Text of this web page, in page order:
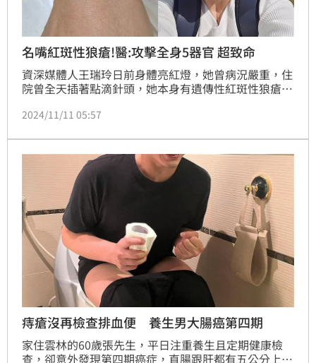
名嘴紅斑性狼瘡!醫:攻擊全身5器官 超致命
資深媒體人王瑞玲日前身體亮紅燈，她曾病況嚴重，住
院曾全天插著點滴針頭，她本身有遺傳性紅斑性狼瘡及
性狼瘡是自體免疫性疾病中致死率最高者，好發於女
狀治療。
2024/11/11 05:57
痔瘡沒再檢查排血便 養生男大腸癌第四期
家住雲林的60歲張先生，平日注重養生且定期健康檢
查，卻意外發現第四期癌症，直腸跟肝都有五公分上下